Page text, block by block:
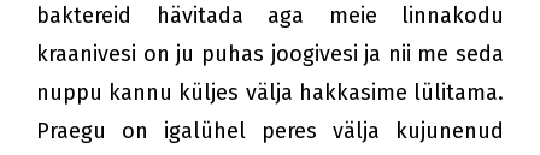
baktereid hävitada aga meie linnakodu
kraanivesi on ju puhas joogivesi ja nii me seda
nuppu kannu küljes välja hakkasime lülitama.
Praegu on igalühel peres välja kujunenud